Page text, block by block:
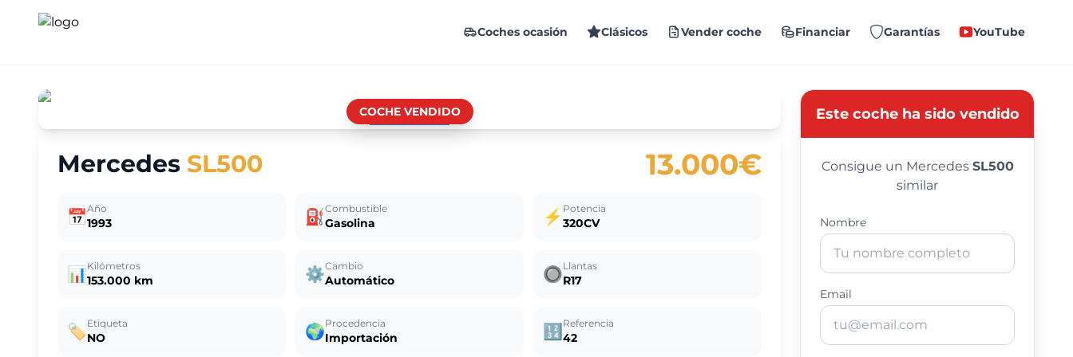
Coches ocasión Clásicos Vender coche Financiar Garantías YouTube
COCHE VENDIDO
Mercedes SL500 13.000€
📅Año
1993 ⛽Combustible
Gasolina ⚡ Potencia
320CV
📊 Kilómetros
153.000 km ⚙️Cambio
Automático 🔘Llantas
R17
🏷️Etiqueta
NO 🌍Procedencia
Importación 🔢 Referencia
42
Este coche ha sido vendido
Consigue un Mercedes SL500
similar
Nombre
Email